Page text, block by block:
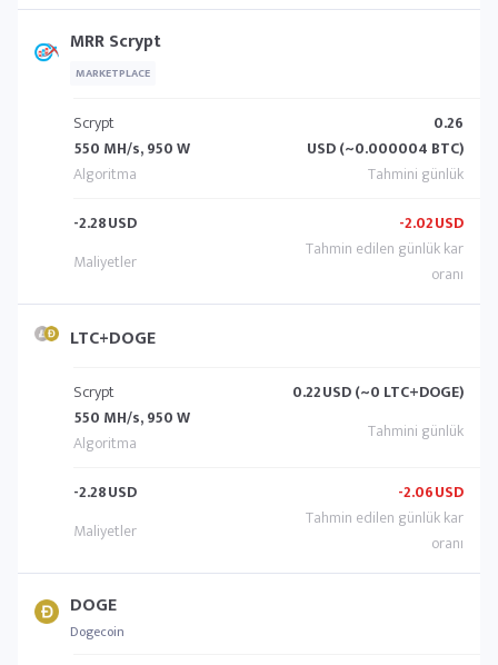
MRR Scrypt
MARKETPLACE
Scrypt
550 MH/s, 950 W
0.26
USD (~0.000004 BTC)
-2.28USD -2.02USD
LTC+DOGE
Scrypt
550 MH/s, 950 W
0.22USD (~0 LTC+DOGE)
-2.28USD -2.06USD
DOGE
Dogecoin